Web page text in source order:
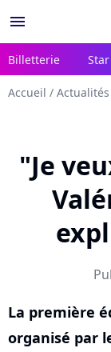
menu
Billetterie
Accueil / Actualités
"Je
La première
organisé par